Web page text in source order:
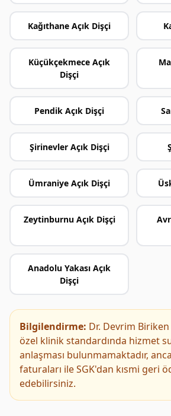
Kağıthane Açık Dişçi
Küçükçekmece Açık
Dişçi
Pendik Açık Dişçi
Şirinevler Açık Dişçi
Ümraniye Açık Dişçi
Zeytinburnu Açık Dişçi
Anadolu Yakası Açık
Dişçi
Bilgilendirme: Dr. Devrim
özel klinik standardında hizmet
anlaşması bulunmamaktadır,
faturaları ile SGK'dan kısmi geri
edebilirsiniz.